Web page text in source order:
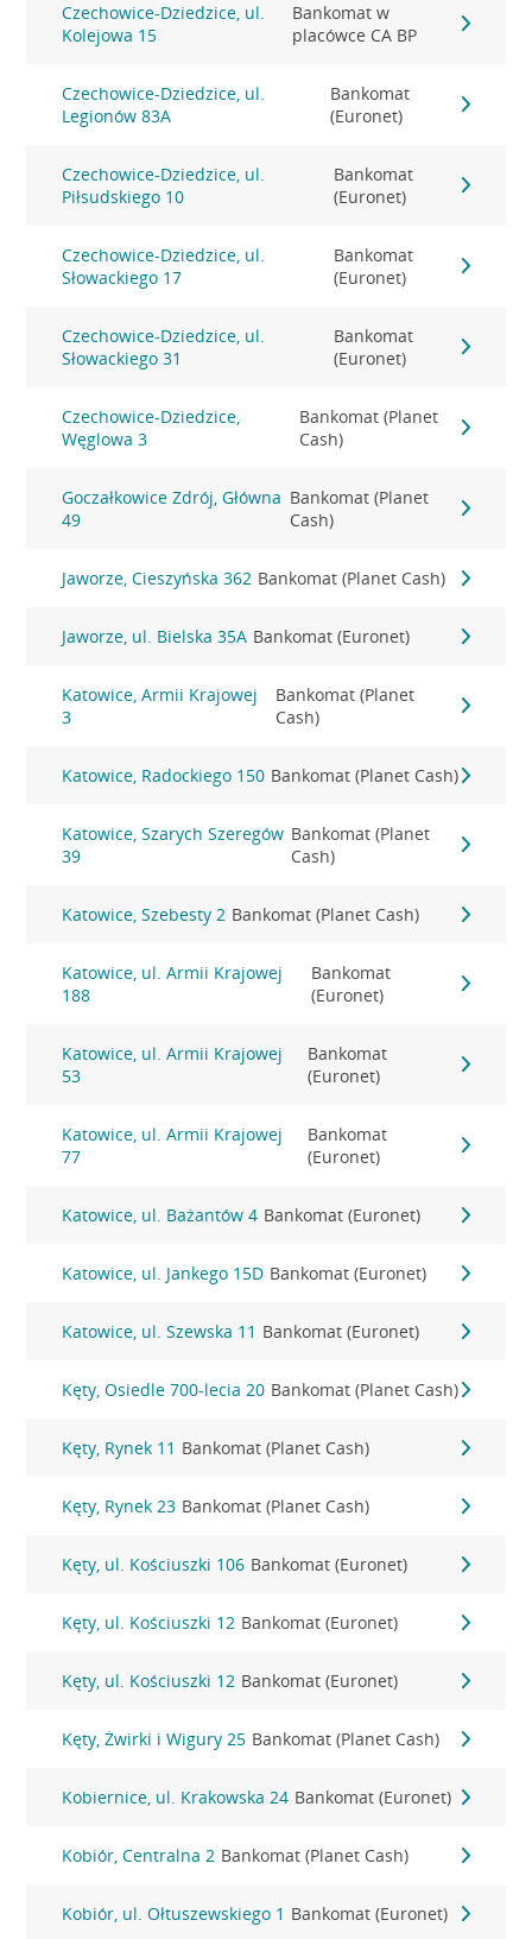
Czechowice-Dziedzice, ul.
Kolejowa 15
Bankomat w
placówce CA BP
Czechowice-Dziedzice, ul.
Legionów 83A
Bankomat
(Euronet)
Czechowice-Dziedzice, ul.
Piłsudskiego 10
Bankomat
(Euronet)
Czechowice-Dziedzice, ul.
Słowackiego 17
Bankomat
(Euronet)
Czechowice-Dziedzice, ul.
Słowackiego 31
Bankomat
(Euronet)
Czechowice-Dziedzice,
Węglowa 3
Bankomat (Planet
Cash)
Goczałkowice Zdrój, Główna
49
Bankomat (Planet
Cash)
Jaworze, Cieszyńska 362 Bankomat (Planet Cash)
Jaworze, ul. Bielska 35A Bankomat (Euronet)
Katowice, Armii Krajowej
3
Bankomat (Planet
Cash)
Katowice, Radockiego 150 Bankomat (Planet Cash)
Katowice, Szarych Szeregów
39
Bankomat (Planet
Cash)
Katowice, Szebesty 2 Bankomat (Planet Cash)
Katowice, ul. Armii Krajowej
188
Bankomat
(Euronet)
Katowice, ul. Armii Krajowej
53
Bankomat
(Euronet)
Katowice, ul. Armii Krajowej
77
Bankomat
(Euronet)
Katowice, ul. Bażantów 4 Bankomat (Euronet)
Katowice, ul. Jankego 15D Bankomat (Euronet)
Katowice, ul. Szewska 11 Bankomat (Euronet)
Kęty, Osiedle 700-lecia 20 Bankomat (Planet Cash)
Kęty, Rynek 11 Bankomat (Planet Cash)
Kęty, Rynek 23 Bankomat (Planet Cash)
Kęty, ul. Kościuszki 106 Bankomat (Euronet)
Kęty, ul. Kościuszki 12 Bankomat (Euronet)
Kęty, ul. Kościuszki 12 Bankomat (Euronet)
Kęty, Żwirki i Wigury 25 Bankomat (Planet Cash)
Kobiernice, ul. Krakowska 24 Bankomat (Euronet)
Kobiór, Centralna 2 Bankomat (Planet Cash)
Kobiór, ul. Ołtuszewskiego 1 Bankomat (Euronet)